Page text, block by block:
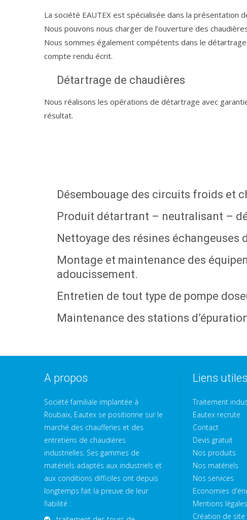
La société EAUTEX est spécialisée dans la présentation
Nous pouvons nous charger de l’ouverture des
Nous sommes également compétents dans le
compte rendu écrit.
Détartrage de chaudières
Nous réalisons les opérations de détartrage avec
résultat.
Désembouage des circuits froids et
Produit détartrant – neutralisant –
Nettoyage des résines échangeuses
Montage et maintenance des
adoucissement.
Entretien de tout type de pompe
Maintenance des stations
A propos
Société familiale implantée à
Roubaix, Eautex se positionne sur le
marché des chaufferies et des
entretiens de chaudières
industrielles. Ses gammes de
matériels adaptés aux industriels et
aux conditions difficiles ont depuis
longtemps fait la preuve de leur
fiabilité :
Liens utiles
Traitement
Eautex recrute
Contact
Devis gratuit
Nos produits
Nos matériels
Nos services
Economies
Mentions légales
Création de site